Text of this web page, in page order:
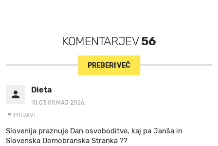
KOMENTARJEV56
PREBERI VEČ
Dieta
10:03 09.MAJ 2026.
PRIJAVI
Slovenija praznuje Dan osvoboditve, kaj pa Janša in
Slovenska Domobranska Stranka ??